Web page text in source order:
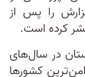
را پس از
در سال‌های
ناامن‌ترین کشورها